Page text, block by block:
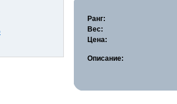
Ранг:
Вес:
Цена:
Описание: